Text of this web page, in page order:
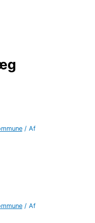
/ Af
/ Af